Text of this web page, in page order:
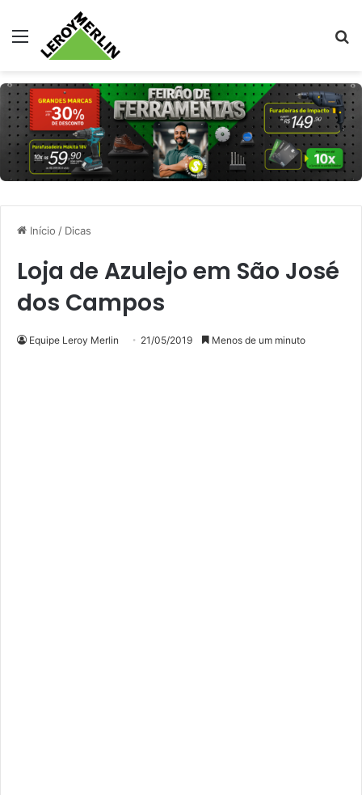
Menu
Início / Dicas
Loja de Azulejo em São José
dos Campos
Equipe Leroy Merlin 21/05/2019 Menos de um minuto